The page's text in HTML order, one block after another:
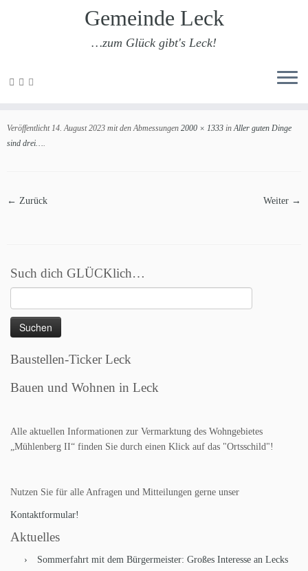
Zum
Gemeinde Leck
…zum Glück gibt's Leck!
Veröffentlicht 14. August 2023 mit den Abmessungen 2000 × 1333 inAller guten Dinge
sind drei….
← Zurück Weiter →
Such dich GLÜCKlich…
nach:
Baustellen-Ticker Leck
Bauen und Wohnen in Leck
Alle aktuellen Informationen zur Vermarktung des Wohngebietes
„Mühlenberg II“ finden Sie durch einen Klick auf das "Ortsschild"!
Nutzen Sie für alle Anfragen und Mitteilungen gerne unser
Kontaktformular!
Aktuelles
Sommerfahrt mit dem Bürgermeister: Großes Interesse an Lecks